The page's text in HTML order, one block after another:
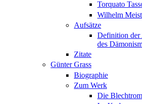
Torquato
Wilhelm
Aufsätze
Definition der
des
Zitate
Günter Grass
Biographie
Zum Werk
Die